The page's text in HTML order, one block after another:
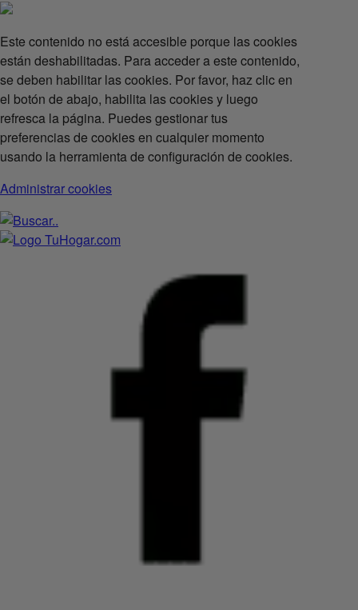
Este contenido no está accesible porque las cookies
están deshabilitadas. Para acceder a este contenido,
se deben habilitar las cookies. Por favor, haz clic en
el botón de abajo, habilita las cookies y luego
refresca la página. Puedes gestionar tus
preferencias de cookies en cualquier momento
usando la herramienta de configuración de cookies.
Administrar cookies